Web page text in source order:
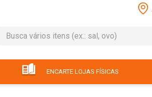
Busca vários itens (ex.: sal, ovo)
ENCARTE LOJAS FÍSICAS
leite